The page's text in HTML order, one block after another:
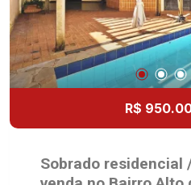
R$
Sobrado residencial